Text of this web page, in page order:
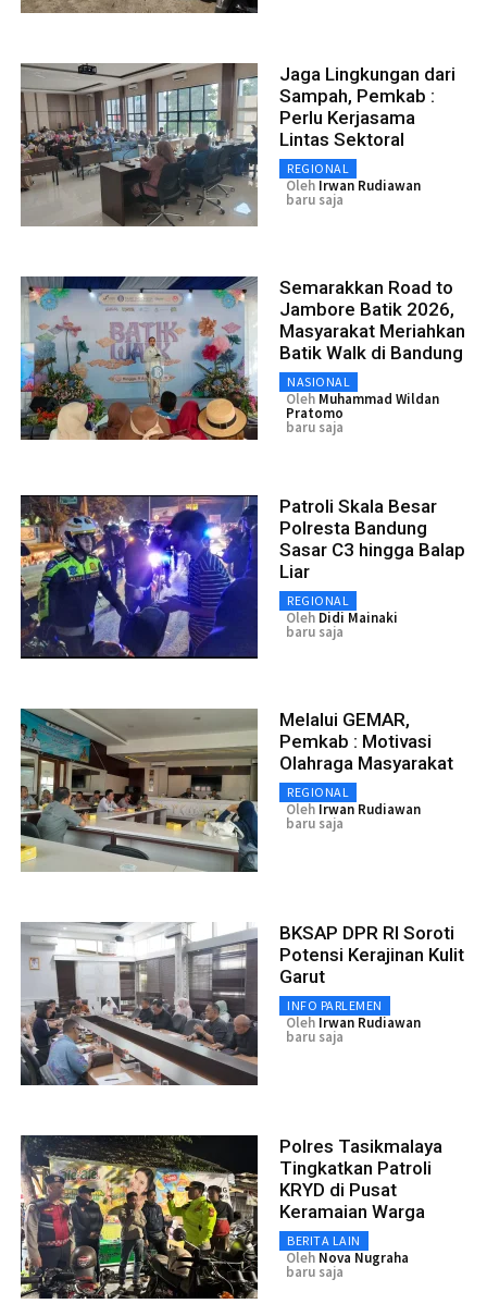
Jaga Lingkungan dari
Sampah, Pemkab :
Perlu Kerjasama
Lintas Sektoral
REGIONAL
Oleh Irwan Rudiawan
baru saja
Semarakkan Road to
Jambore Batik 2026,
Masyarakat Meriahkan
Batik Walk di Bandung
NASIONAL
Oleh Muhammad Wildan
Pratomo
baru saja
Patroli Skala Besar
Polresta Bandung
Sasar C3 hingga Balap
Liar
REGIONAL
Oleh Didi Mainaki
baru saja
Melalui GEMAR,
Pemkab : Motivasi
Olahraga Masyarakat
REGIONAL
Oleh Irwan Rudiawan
baru saja
BKSAP DPR RI Soroti
Potensi Kerajinan Kulit
Garut
INFO PARLEMEN
Oleh Irwan Rudiawan
baru saja
Polres Tasikmalaya
Tingkatkan Patroli
KRYD di Pusat
Keramaian Warga
BERITA LAIN
Oleh Nova Nugraha
baru saja